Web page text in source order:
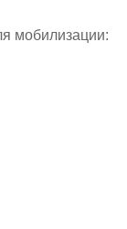
мобилизации: